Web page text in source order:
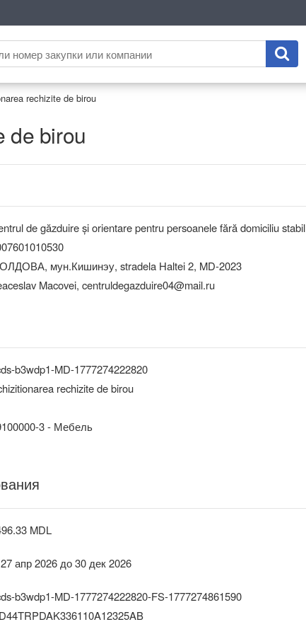
rechizite de birou
de birou
de găzduire și orientare pentru persoanele fără domiciliu stabil
мун.Кишинэу, stradela Haltei 2, MD-2023
Macovei, centruldegazduire04@mail.ru
b3wdp1-MD-1777274222820
rechizite de birou
3 - Мебель
MDL
апр 2026 до 30 дек 2026
b3wdp1-MD-1777274222820-FS-1777274861590